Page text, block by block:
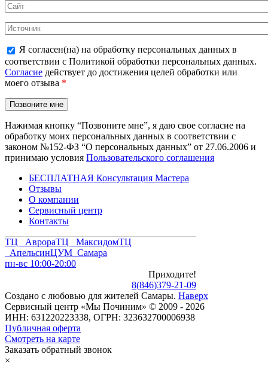
Я согласен(на) на обработку персональных данных в
соответствии с Политикой обработки персональных данных.
Согласие действует до достижения целей обработки или
моего отзыва *
Нажимая кнопку “Позвоните мне”, я даю свое согласие на
обработку моих персональных данных в соответствии с
законом №152-ФЗ “О персональных данных” от 27.06.2006 и
принимаю условия Пользовательского соглашения
БЕСПЛАТНАЯ Консультация Мастера
Отзывы
О компании
Сервисный центр
Контакты
ТЦ АврораТЦ МаксидомТЦ
АпельсинЦУМ Самара
пн-вс 10:00-20:00
Приходите!
8(846)379-21-09
Создано с любовью для жителей Самары. Наверх
Сервисный центр «Мы Починим» © 2009 - 2026
ИНН: 631220223338, ОГРН: 323632700006938
Публичная оферта
Смотреть на карте
Заказать обратный звонок
×